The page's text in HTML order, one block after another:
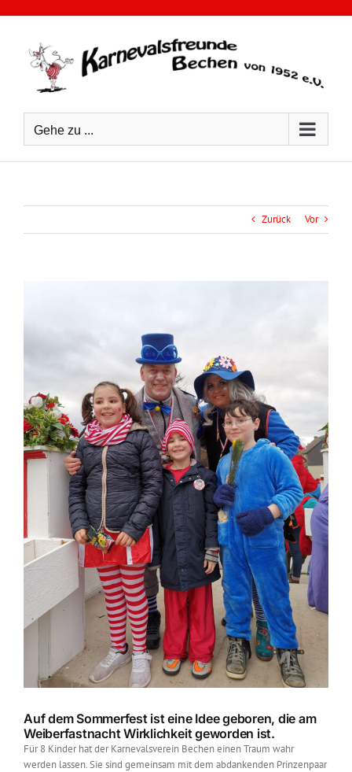
Gehe zu ...
Zurück Vor
Auf dem Sommerfest ist eine Idee geboren, die am
Weiberfastnacht Wirklichkeit geworden ist.
Für 8 Kinder hat der Karnevalsverein Bechen einen Traum wahr
werden lassen. Sie sind gemeinsam mit dem abdankenden Prinzenpaar